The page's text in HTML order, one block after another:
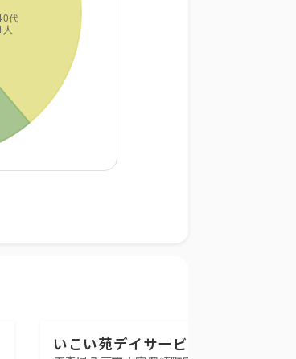
いこい苑デイサービスセン